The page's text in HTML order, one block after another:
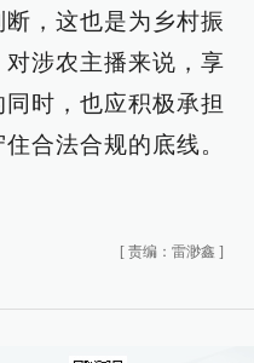
，这也是为乡村振
涉农主播来说，享
时，也应积极承担
合法合规的底线。
[ 责编：雷渺鑫 ]